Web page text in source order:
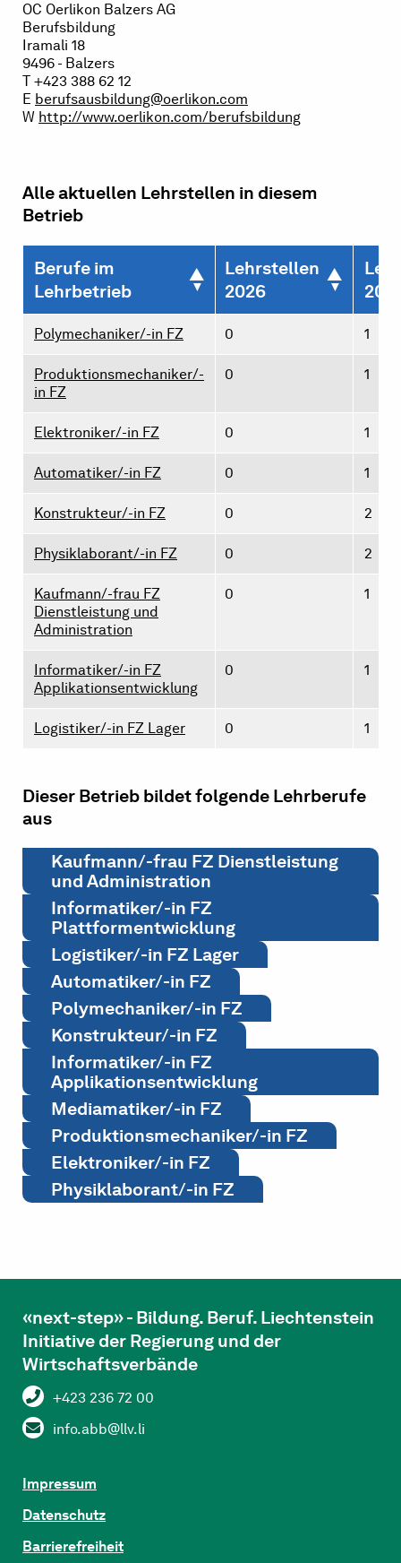
OC Oerlikon Balzers AG
Berufsbildung
Iramali 18
9496 - Balzers
T +423 388 62 12
E berufsausbildung@oerlikon.com
W http://www.oerlikon.com/berufsbildung
Alle aktuellen Lehrstellen in diesem
Betrieb
Berufe im
Lehrbetrieb
Lehrstellen
2026
Polymechaniker/-in FZ 0 1
Produktionsmechaniker/-
in FZ
0 1
Elektroniker/-in FZ 0 1
Automatiker/-in FZ 0 1
Konstrukteur/-in FZ 0 2
Physiklaborant/-in FZ 0 2
Kaufmann/-frau FZ
Dienstleistung und
Administration
0 1
Informatiker/-in FZ
Applikationsentwicklung
0 1
Logistiker/-in FZ Lager 0 1
Dieser Betrieb bildet folgende Lehrberufe
aus
Kaufmann/-frau FZ Dienstleistung
und Administration
Informatiker/-in FZ
Plattformentwicklung
Logistiker/-in FZ Lager
Automatiker/-in FZ
Polymechaniker/-in FZ
Konstrukteur/-in FZ
Informatiker/-in FZ
Applikationsentwicklung
Mediamatiker/-in FZ
Produktionsmechaniker/-in FZ
Elektroniker/-in FZ
Physiklaborant/-in FZ
«next-step» - Bildung. Beruf. Liechtenstein
Initiative der Regierung und der
Wirtschaftsverbände
+423 236 72 00
info.abb@llv.li
Impressum
Datenschutz
Barrierefreiheit